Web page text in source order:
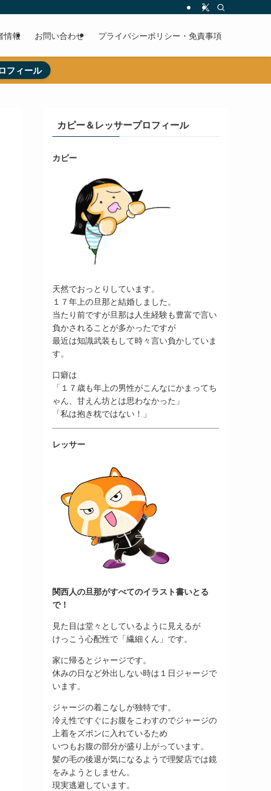
情報 お問い合わせ プライバシーポリシー・免責事項
フィール
カピー＆レッサープロフィール
カピー
天然でおっとりしています。
１７年上の旦那と結婚しました。
当たり前ですが旦那は人生経験も豊富で言い
負かされることが多かったですが
最近は知識武装もして時々言い負かしていま
す。
口癖は
「１７歳も年上の男性がこんなにかまってち
ゃん、甘えん坊とは思わなかった」
「私は抱き枕ではない！」
レッサー
関西人の旦那がすべてのイラスト書いとる
で！
見た目は堂々としているように見えるが
けっこう心配性で「繊細くん」です。
家に帰るとジャージです。
休みの日など外出しない時は１日ジャージで
います。
ジャージの着こなしが独特です。
冷え性ですぐにお腹をこわすのでジャージの
上着をズボンに入れているため
いつもお腹の部分が盛り上がっています。
髪の毛の後退が気になるようで理髪店では鏡
をみようとしません。
現実逃避しています。